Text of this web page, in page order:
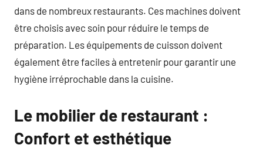
dans de nombreux restaurants. Ces machines doivent
être choisis avec soin pour réduire le temps de
préparation. Les équipements de cuisson doivent
également être faciles à entretenir pour garantir une
hygiène irréprochable dans la cuisine.
Le mobilier de restaurant :
Confort et esthétique